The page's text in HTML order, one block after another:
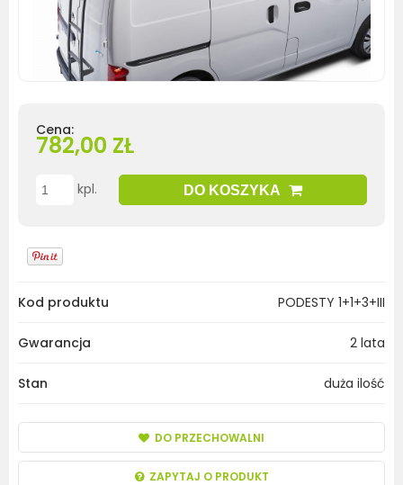
Kod produktu PODESTY 1+1+3+III
Gwarancja 2 lata
Stan duża ilość
DO PRZECHOWALNI
ZAPYTAJ O PRODUKT
Cena:
782,00 ZŁ
kpl. DO KOSZYKA